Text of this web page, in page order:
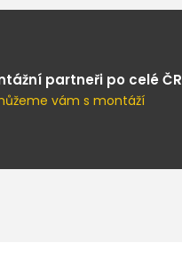
partneři po celé ČR
vám s montáží